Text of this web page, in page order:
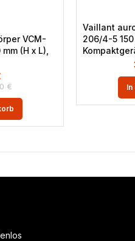
VCM-
(H x L),
€
Vaillant
206/4-5